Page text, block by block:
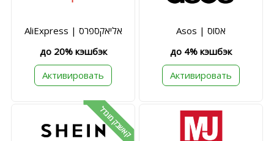
AliExpress | אליאקספרס
до 20% кэшбэк
Активировать
Asos | אסוס
до 4% кэшбэк
Активировать
קאשבק מוגדל